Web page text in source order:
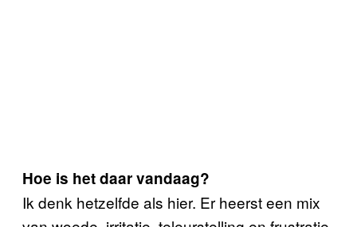
Hoe is het daar vandaag?
Ik denk hetzelfde als hier. Er heerst een mix